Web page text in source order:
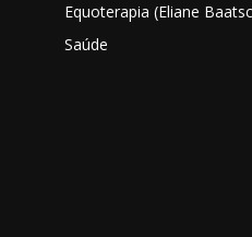
Equoterapia (Eliane
Saúde